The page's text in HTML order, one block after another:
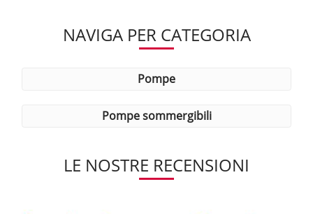
NAVIGA PER CATEGORIA
pompe
pompe sommergibili
LE NOSTRE RECENSIONI